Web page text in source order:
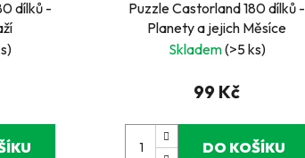
dílků -
Puzzle Castorland 180 dílků -
Planety a jejich Měsíce
Skladem(>5 ks)
99 Kč
DO KOŠÍKU